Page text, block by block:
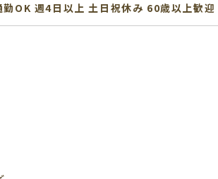
勤OK 週4日以上 土日祝休み 60歳以上歓迎